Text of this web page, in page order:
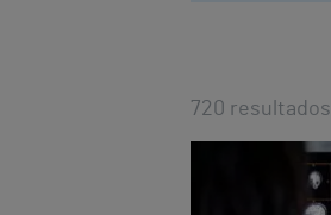
720 resultados